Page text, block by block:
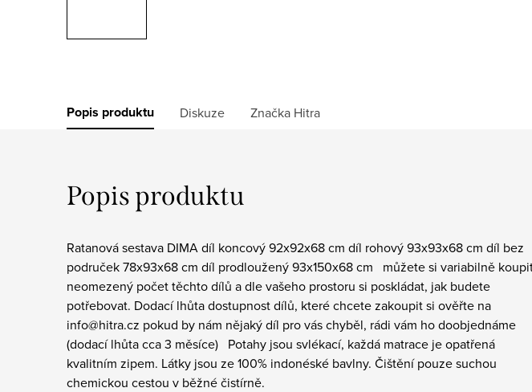
Popis produktu Diskuze Značka Hitra
Popis produktu
Ratanová sestava DIMA díl koncový 92x92x68 cm díl rohový 93x93x68 cm díl bez
područek 78x93x68 cm díl prodloužený 93x150x68 cm můžete si variabilně
neomezený počet těchto dílů a dle vašeho prostoru si poskládat, jak budete
potřebovat. Dodací lhůta dostupnost dílů, které chcete zakoupit si ověřte na
info@hitra.cz pokud by nám nějaký díl pro vás chyběl, rádi vám ho doobjednáme
(dodací lhůta cca 3 měsíce) Potahy jsou svlékací, každá matrace je opatřená
kvalitním zipem. Látky jsou ze 100% indonéské bavlny. Čištění pouze suchou
chemickou cestou v běžné čistírně.